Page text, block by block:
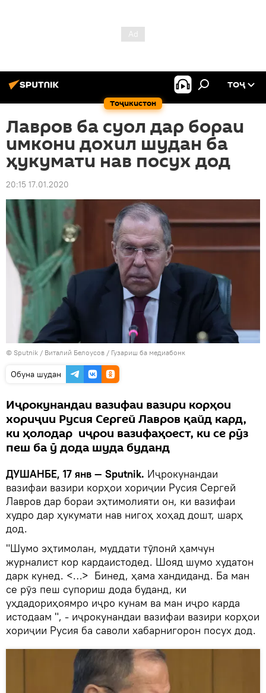
Тоҷикистон
ТОҶ
Лавров ба суол дар бораи
имкони дохил шудан ба
ҳукумати нав посух дод
20:15 17.01.2020
© Sputnik / Виталий Белоусов / Гузариш ба медиабонк
Обуна шудан
Иҷрокунандаи вазифаи вазири корҳои
хориҷии Русия Сергей Лавров қайд кард,
ки ҳолодар иҷрои вазифаҳоест, ки се рӯз
пеш ба ӯ дода шуда буданд
ДУШАНБЕ, 17 янв — Sputnik. Иҷрокунандаи
вазифаи вазири корҳои хориҷии Русия Сергей
Лавров дар бораи эҳтимолияти он, ки вазифаи
худро дар ҳукумати нав нигоҳ хоҳад дошт, шарҳ
дод.
"Шумо эҳтимолан, муддати тӯлонӣ ҳамчун
журналист кор кардаистодед. Шояд шумо худатон
дарк кунед. <…> Бинед, ҳама хандиданд. Ба ман
се рӯз пеш супориш дода буданд, ки
уҳдадориҳоямро иҷро кунам ва ман иҷро карда
истодаам ", - иҷрокунандаи вазифаи вазири корҳои
хориҷии Русия ба саволи хабарнигорон посух дод.